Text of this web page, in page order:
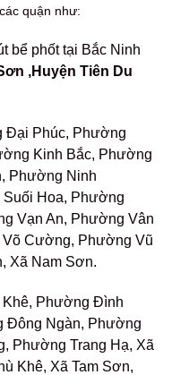
quận như:
bể phốt tại Bắc Ninh
,Huyện Tiên Du
Đại Phúc, Phường
Kinh Bắc, Phường
Phường Ninh
Hoa, Phường
Vạn An, Phường Vân
Cường, Phường Vũ
Xã Nam Sơn.
Phường Đình
Đông Ngàn, Phường
Phường Trang Hạ, Xã
Khê, Xã Tam Sơn,